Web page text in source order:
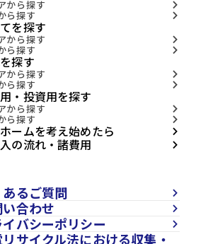
から探す arrow_forward_ios
ら探す arrow_forward_ios
を探す
から探す arrow_forward_ios
ら探す arrow_forward_ios
探す
から探す arrow_forward_ios
ら探す arrow_forward_ios
・投資用を探す
から探す arrow_forward_ios
ら探す arrow_forward_ios
ームを考え始めたら arrow_forward_ios
の流れ・諸費用 arrow_forward_ios
あるご質問 arrow_forward_ios
合わせ arrow_forward_ios
バシーポリシー arrow_forward_ios
サイクル法における収集・